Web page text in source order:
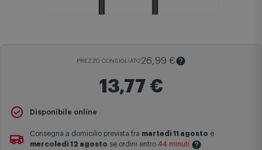
PREZZO CONSIGLIATO26,99 €
13,77 €
Il Prezzo Consigliato
prezzo finale di vendita anche in assenza di sconti.
Disponibile online
Consegna a domicilio prevista fra martedì 11 agosto e
mercoledì 12 agosto se ordini entro 44 minuti